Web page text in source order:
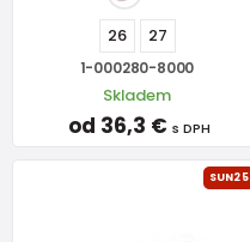
26 27
1-000280-8000
Skladem
od 36,3 € s DPH
SUN25